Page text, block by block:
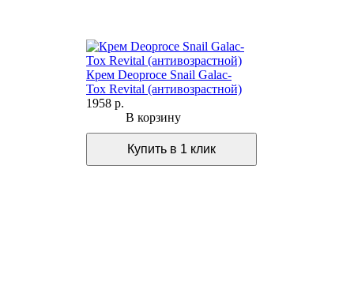
Крем Deoproce Snail Galac-
Tox Revital (антивозрастной)
1958 р.
В корзину